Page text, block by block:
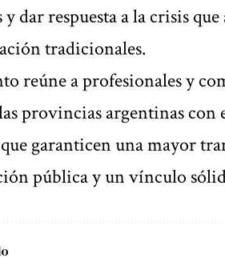
y dar respuesta a la crisis
tradicionales.
reúne a profesionales y
provincias argentinas
garanticen una mayor
pública y un vínculo